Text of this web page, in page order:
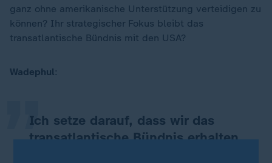
ganz ohne amerikanische Unterstützung verteidigen zu
können? Ihr strategischer Fokus bleibt das
transatlantische Bündnis mit den USA?
Wadephul:
Ich setze darauf, dass wir das
transatlantische Bündnis erhalten.
„